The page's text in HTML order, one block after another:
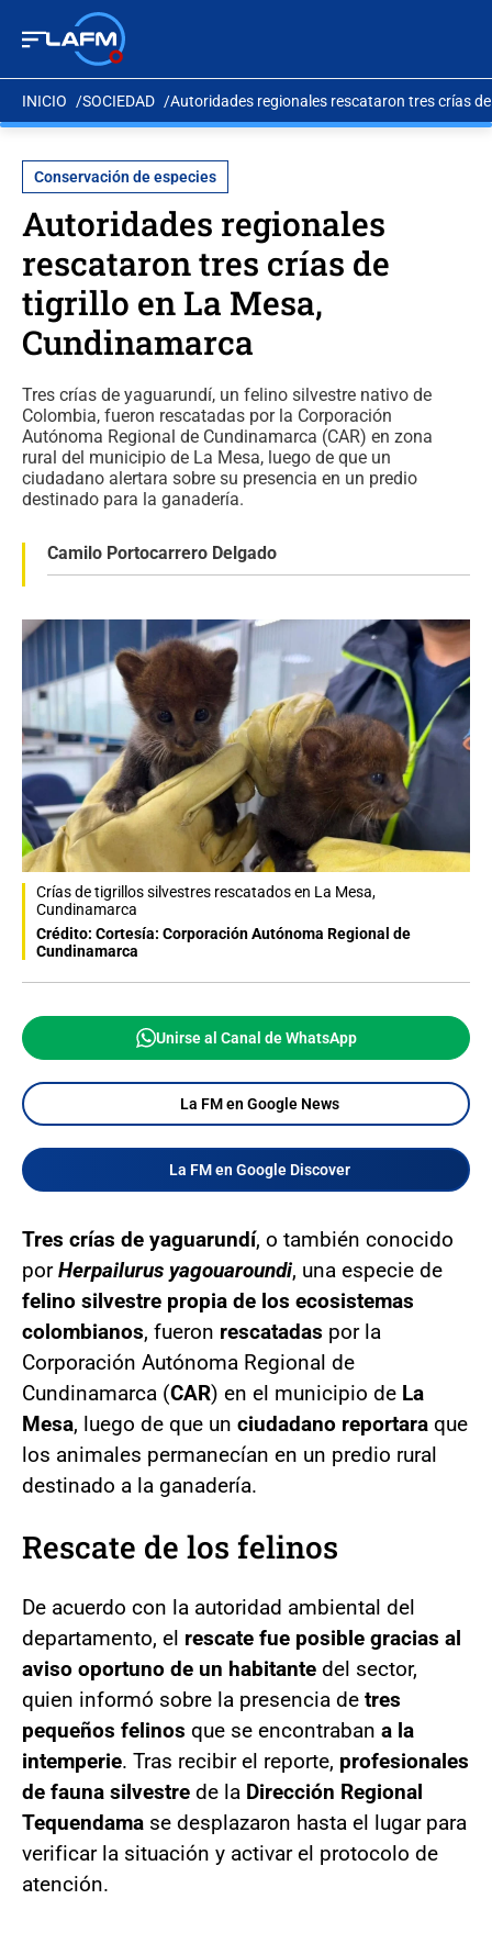
INICIO SOCIEDAD Autoridades regionales rescataron tres crías
Conservación de especies
Autoridades regionales
rescataron tres crías de
tigrillo en La Mesa,
Cundinamarca
Tres crías de yaguarundí, un felino silvestre nativo de
Colombia, fueron rescatadas por la Corporación
Autónoma Regional de Cundinamarca (CAR) en zona
rural del municipio de La Mesa, luego de que un
ciudadano alertara sobre su presencia en un predio
destinado para la ganadería.
Camilo Portocarrero Delgado
Crías de tigrillos silvestres rescatados en La Mesa,
Cundinamarca
Crédito: Cortesía: Corporación Autónoma Regional de
Cundinamarca
Unirse al Canal de WhatsApp
La FM en Google News
La FM en Google Discover
Tres crías de yaguarundí, o también conocido
porHerpailurus yagouaroundi, una especie de
felino silvestre propia de los ecosistemas
colombianos, fueron rescatadas por la
Corporación Autónoma Regional de
Cundinamarca (CAR) en el municipio de La
Mesa, luego de que un ciudadano reportara que
los animales permanecían en un predio rural
destinado a la ganadería.
Rescate de los felinos
De acuerdo con la autoridad ambiental del
departamento, el rescate fue posible gracias al
aviso oportuno de un habitante del sector,
quien informó sobre la presencia de tres
pequeños felinos que se encontraban a la
intemperie. Tras recibir el reporte, profesionales
de fauna silvestre de la Dirección Regional
Tequendama se desplazaron hasta el lugar para
verificar la situación y activar el protocolo de
atención.